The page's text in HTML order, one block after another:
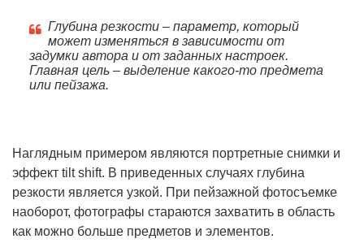
Глубина резкости – параметр, который
может изменяться в зависимости от
задумки автора и от заданных настроек.
Главная цель – выделение какого-то предмета
или пейзажа.
Наглядным примером являются портретные снимки и
эффект tilt shift. В приведенных случаях глубина
резкости является узкой. При пейзажной фотосъемке
наоборот, фотографы стараются захватить в область
как можно больше предметов и элементов.